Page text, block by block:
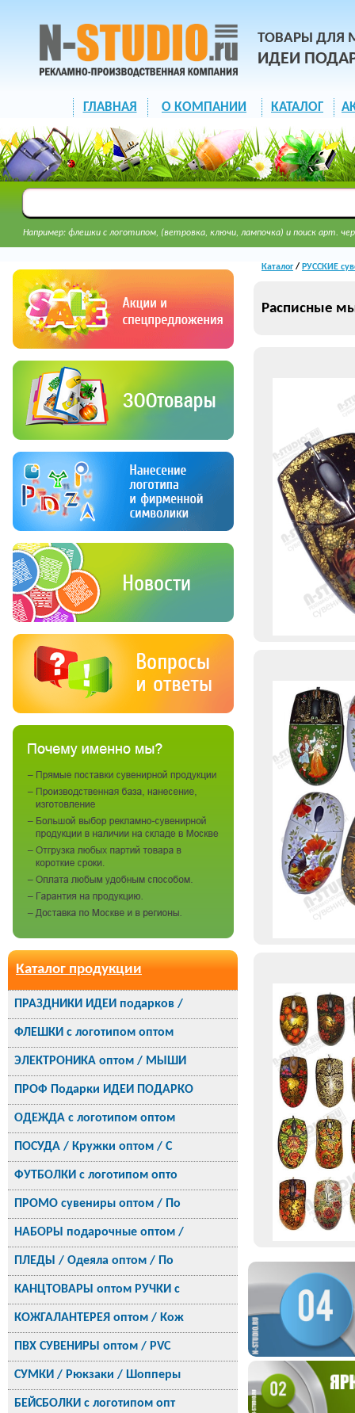
ТОВАРЫ ДЛЯ
ИДЕИ
ГЛАВНАЯ О КОМПАНИИ КАТАЛОГ
Например: флешки с логотипом, (ветровка, ключи, лампочка) и поиск арт.
Каталог продукции
ПРАЗДНИКИ ИДЕИ подарков /
ФЛЕШКИ с логотипом оптом
ЭЛЕКТРОНИКА оптом / МЫШИ
ПРОФ Подарки ИДЕИ ПОДАРКО
ОДЕЖДА с логотипом оптом
ПОСУДА / Кружки оптом / С
ФУТБОЛКИ с логотипом опто
ПРОМО сувениры оптом / По
НАБОРЫ подарочные оптом /
ПЛЕДЫ / Одеяла оптом / По
КАНЦТОВАРЫ оптом РУЧКИ с
КОЖГАЛАНТЕРЕЯ оптом / Кож
ПВХ СУВЕНИРЫ оптом / PVC
СУМКИ / Рюкзаки / Шопперы
БЕЙСБОЛКИ с логотипом опт
Каталог/ РУССКИЕ
Расписные